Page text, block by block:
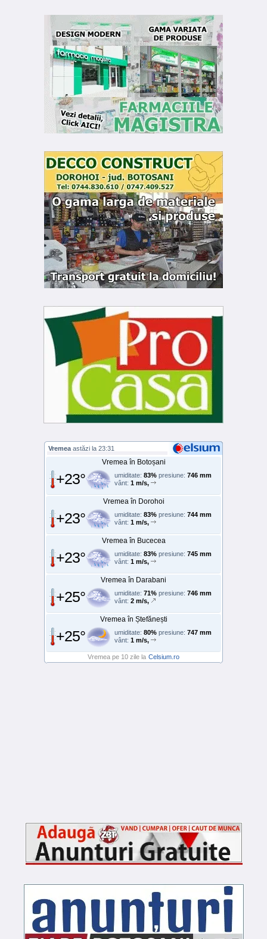
Vremea astăzi la 23:31
Vremea în Botoșani
+23° umiditate: 83% presiune: 746 mm
vânt: 1 m/s,
Vremea în Dorohoi
+23° umiditate: 83% presiune: 744 mm
vânt: 1 m/s,
Vremea în Bucecea
+23° umiditate: 83% presiune: 745 mm
vânt: 1 m/s,
Vremea în Darabani
+25° umiditate: 71% presiune: 746 mm
vânt: 2 m/s,
Vremea în Ștefănești
+25° umiditate: 80% presiune: 747 mm
vânt: 1 m/s,
Vremea pe 10 zile la Celsium.ro